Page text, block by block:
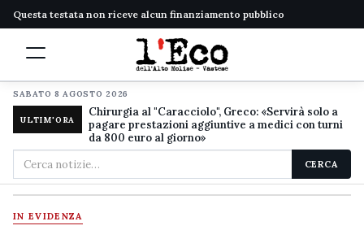
Questa testata non riceve alcun finanziamento pubblico
SABATO 8 AGOSTO 2026
ULTIM'ORA
Chirurgia al "Caracciolo", Greco: «Servirà solo a
pagare prestazioni aggiuntive a medici con turni
da 800 euro al giorno»
Cerca
nel
sito
CERCA
IN EVIDENZA